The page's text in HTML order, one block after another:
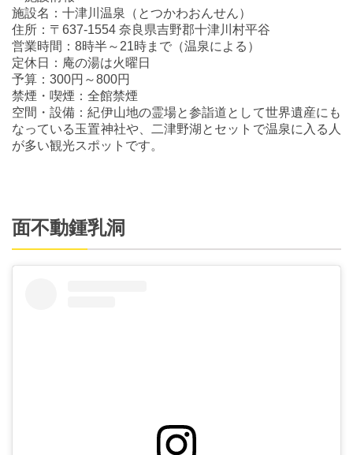
施設名：十津川温泉（とつかわおんせん）
住所：〒637-1554 奈良県吉野郡十津川村平谷
営業時間：8時半～21時まで（温泉による）
定休日：庵の湯は火曜日
予算：300円～800円
禁煙・喫煙：全館禁煙
空間・設備：紀伊山地の霊場と参詣道として世界遺産にも
なっている玉置神社や、二津野湖とセットで温泉に入る人
が多い観光スポットです。
面不動鍾乳洞